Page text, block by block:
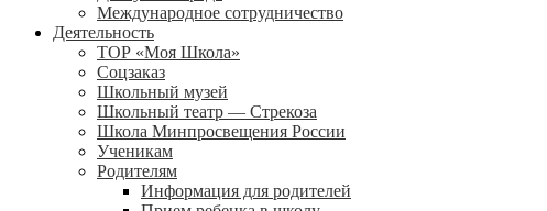
Международное сотрудничество
Деятельность
ТОР «Моя Школа»
Соцзаказ
Школьный музей
Школьный театр — Стрекоза
Школа Минпросвещения России
Ученикам
Родителям
Информация для родителей